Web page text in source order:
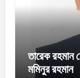
তারেক রহমান
মমিনুর রহমান